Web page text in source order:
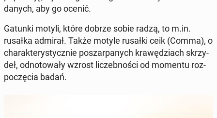
danych, aby go ocenić.
Gatunki motyli, które dobrze sobie radzą, to m.in.
rusałka admirał. Także motyle rusałki ceik (Comma), o
cha­rak­te­ry­stycz­nie po­szar­pa­nych kra­wę­dziach skrzy­
deł, od­no­to­wa­ły wzrost li­czeb­no­ści od momentu roz­
po­czę­cia badań.